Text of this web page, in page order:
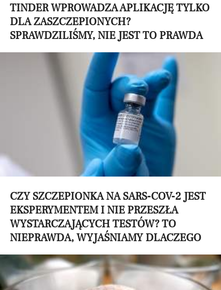
TINDER WPROWADZA APLIKACJĘ TYLKO
DLA ZASZCZEPIONYCH?
SPRAWDZILIŚMY, NIE JEST TO PRAWDA
CZY SZCZEPIONKA NA SARS-COV-2 JEST
EKSPERYMENTEM I NIE PRZESZŁA
WYSTARCZAJĄCYCH TESTÓW? TO
NIEPRAWDA, WYJAŚNIAMY DLACZEGO